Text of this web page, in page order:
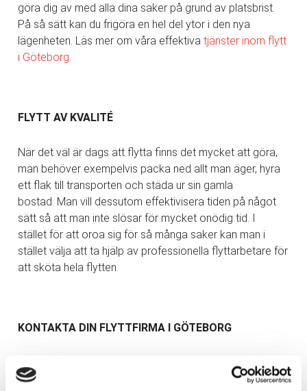
göra dig av med alla dina saker på grund av platsbrist.
På så sätt kan du frigöra en hel del ytor i den nya
lägenheten. Läs mer om våra effektiva tjänster inom flytt
i Göteborg
FLYTT AV KVALITÉ
När det väl är dags att flytta finns det mycket att göra,
man behöver exempelvis packa ned allt man äger, hyra
ett flak till transporten och städa ur sin gamla
bostad. Man vill dessutom effektivisera tiden på något
sätt så att man inte slösar för mycket onödig tid. I
stället för att oroa sig för så många saker kan man i
stället välja att ta hjälp av professionella flyttarbetare för
att sköta hela flytten.
KONTAKTA DIN FLYTTFIRMA I GÖTEBORG
Om man inte har tid att utföra flytten själv så är
det mer gynnsamt att ta kontakt med en flyttfirma. Dels